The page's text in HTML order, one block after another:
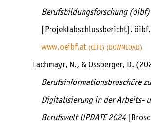
Berufsbildungsforschung (öibf)
[Projektabschlussbericht]. öibf.
www.oeibf.at
CITE DOWNLOAD
Lachmayr, N., & Ossberger, D.
Berufsinformationsbroschüre
Digitalisierung in der Arbeits-
Berufswelt UPDATE 2024